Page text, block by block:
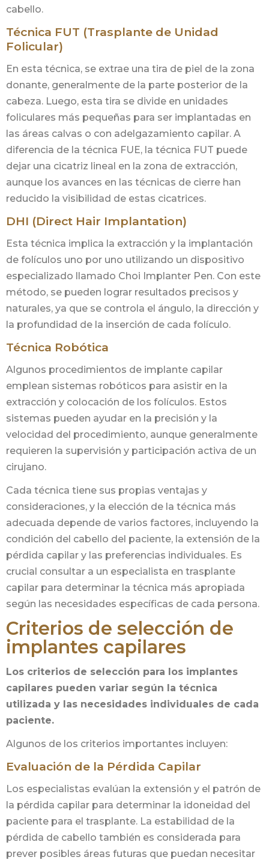
cabello.
Técnica FUT (Trasplante de Unidad
Folicular)
En esta técnica, se extrae una tira de piel de la zona
donante, generalmente de la parte posterior de la
cabeza. Luego, esta tira se divide en unidades
foliculares más pequeñas para ser implantadas en
las áreas calvas o con adelgazamiento capilar. A
diferencia de la técnica FUE, la técnica FUT puede
dejar una cicatriz lineal en la zona de extracción,
aunque los avances en las técnicas de cierre han
reducido la visibilidad de estas cicatrices.
DHI (Direct Hair Implantation)
Esta técnica implica la extracción y la implantación
de folículos uno por uno utilizando un dispositivo
especializado llamado Choi Implanter Pen. Con este
método, se pueden lograr resultados precisos y
naturales, ya que se controla el ángulo, la dirección y
la profundidad de la inserción de cada folículo.
Técnica Robótica
Algunos procedimientos de implante capilar
emplean sistemas robóticos para asistir en la
extracción y colocación de los folículos. Estos
sistemas pueden ayudar en la precisión y la
velocidad del procedimiento, aunque generalmente
requieren la supervisión y participación activa de un
cirujano.
Cada técnica tiene sus propias ventajas y
consideraciones, y la elección de la técnica más
adecuada depende de varios factores, incluyendo la
condición del cabello del paciente, la extensión de la
pérdida capilar y las preferencias individuales. Es
crucial consultar a un especialista en trasplante
capilar para determinar la técnica más apropiada
según las necesidades específicas de cada persona.
Criterios de selección de
implantes capilares
Los criterios de selección para los implantes
capilares pueden variar según la técnica
utilizada y las necesidades individuales de cada
paciente.
Algunos de los criterios importantes incluyen:
Evaluación de la Pérdida Capilar
Los especialistas evalúan la extensión y el patrón de
la pérdida capilar para determinar la idoneidad del
paciente para el trasplante. La estabilidad de la
pérdida de cabello también es considerada para
prever posibles áreas futuras que puedan necesitar